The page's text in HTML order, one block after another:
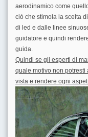
aerodinamico come
ciò che stimola la scelta
di led e dalle linee
guidatore e quindi
guida.
Quindi se gli esperti di
quale motivo non potresti
vista e rendere ogni